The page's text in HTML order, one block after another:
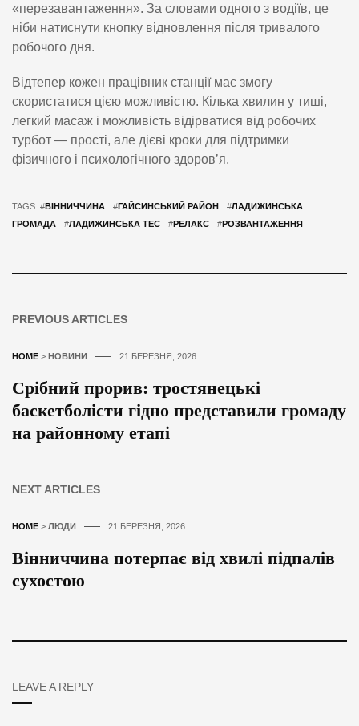
«перезавантаження». За словами одного з водіїв, це
ніби натиснути кнопку відновлення після тривалого
робочого дня.
Відтепер кожен працівник станції має змогу
скористатися цією можливістю. Кілька хвилин у тиші,
легкий масаж і можливість відірватися від робочих
турбот — прості, але дієві кроки для підтримки
фізичного і психологічного здоров’я.
TAGS: #ВІННИЧЧИНА #ГАЙСИНСЬКИЙ РАЙОН #ЛАДИЖИНСЬКА
ГРОМАДА
#ЛАДИЖИНСЬКА ТЕС #РЕЛАКС #РОЗВАНТАЖЕННЯ
PREVIOUS ARTICLES
HOME > НОВИНИ 21 БЕРЕЗНЯ, 2026
Срібний прорив: тростянецькі
баскетболісти гідно представили громаду
на районному етапі
NEXT ARTICLES
HOME > ЛЮДИ 21 БЕРЕЗНЯ, 2026
Вінниччина потерпає від хвилі підпалів
сухостою
LEAVE A REPLY